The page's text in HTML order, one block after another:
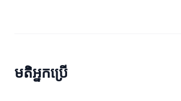
មតិអ្នកប្រើ